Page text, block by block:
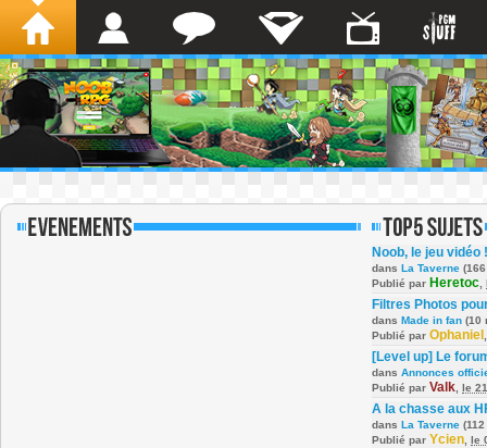
Noob, le jeu vidéo !
dans La Taverne
Publié par Heretoc
Filtres Photos
dans Made in fan (10
Publié par Ophaniel
[Level up] Le
dans Annonces
Publié par Valk le
A la chasse aux
dans La Taverne
Publié par Ycien le